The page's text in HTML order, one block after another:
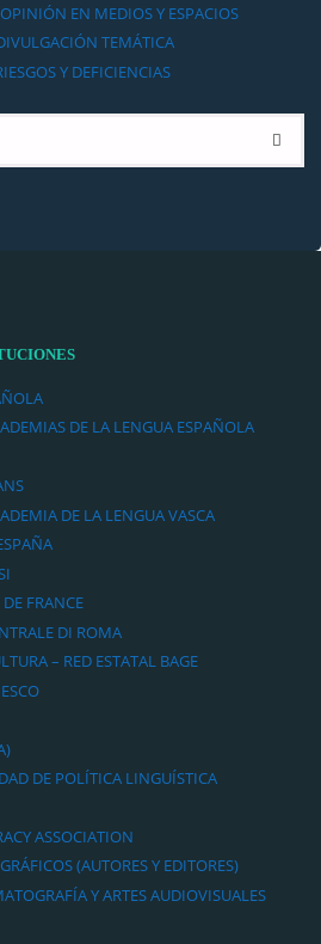
EN MEDIOS Y ESPACIOS
TEMÁTICA
Y DEFICIENCIAS
DE LA LENGUA ESPAÑOLA
DE LA LENGUA VASCA
FRANCE
DI ROMA
– RED ESTATAL BAGE
DE POLÍTICA LINGUÍSTICA
ASSOCIATION
(AUTORES Y EDITORES)
Y ARTES AUDIOVISUALES